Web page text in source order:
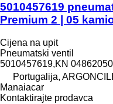
5010457619
Premium 2 | 05
Cijena na upit
Pneumatski ventil
5010457619,KN
Portugalija,
Manaiacar
Kontaktirajte prodavca